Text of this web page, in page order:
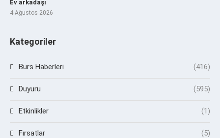
Ev arkadaşı
4 Ağustos 2026
Kategoriler
Burs Haberleri (416)
Duyuru (595)
Etkinlikler (1)
Fırsatlar (5)